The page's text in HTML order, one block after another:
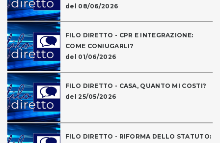
del 08/06/2026
FILO DIRETTO - CPR E INTEGRAZIONE:
COME CONIUGARLI?
del 01/06/2026
FILO DIRETTO - CASA, QUANTO MI COSTI?
del 25/05/2026
FILO DIRETTO - RIFORMA DELLO STATUTO: